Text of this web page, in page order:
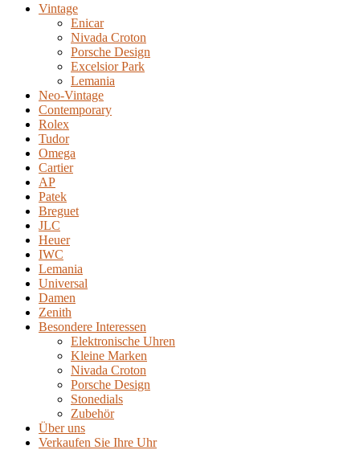
Vintage
Enicar
Nivada Croton
Porsche Design
Excelsior Park
Lemania
Neo-Vintage
Contemporary
Rolex
Tudor
Omega
Cartier
AP
Patek
Breguet
JLC
Heuer
IWC
Lemania
Universal
Damen
Zenith
Besondere Interessen
Elektronische Uhren
Kleine Marken
Nivada Croton
Porsche Design
Stonedials
Zubehör
Über uns
Verkaufen Sie Ihre Uhr